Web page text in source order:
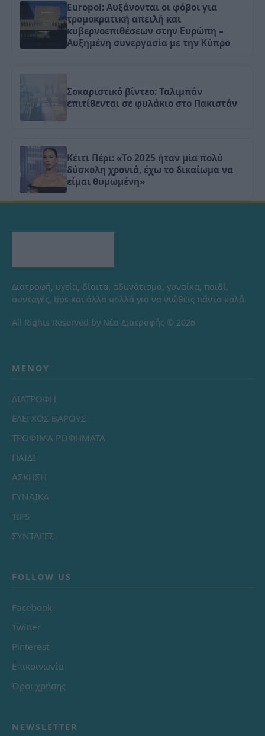
Europol: Αυξάνονται οι φόβοι για
τρομοκρατική απειλή και
κυβερνοεπιθέσεων στην Ευρώπη –
Αυξημένη συνεργασία με την Κύπρο
Σοκαριστικό βίντεο: Ταλιμπάν
επιτίθενται σε φυλάκιο στο Πακιστάν
Κέιτι Πέρι: «Το 2025 ήταν μία πολύ
δύσκολη χρονιά, έχω το δικαίωμα να
είμαι θυμωμένη»
Διατροφή, υγεία, δίαιτα, αδυνάτισμα, γυναίκα, παιδί,
συνταγές, tips και άλλα πολλά για να νιώθεις πάντα καλά.
All Rights Reserved by Νέα Διατροφής © 2026
ΜΕΝΟΎ
ΔΙΑΤΡΟΦΗ
ΕΛΕΓΧΟΣ ΒΑΡΟΥΣ
ΤΡΟΦΙΜΑ ΡΟΦΗΜΑΤΑ
ΠΑΙΔΙ
ΑΣΚΗΣΗ
ΓΥΝΑΙΚΑ
TIPS
ΣΥΝΤΑΓΕΣ
FOLLOW US
Facebook
Twitter
Pinterest
Επικοινωνία
Όροι χρήσης
NEWSLETTER